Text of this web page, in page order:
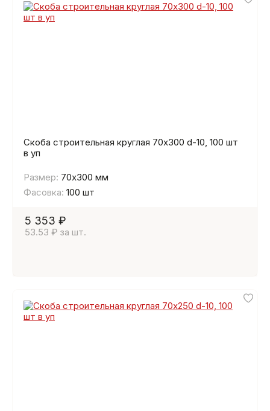
Скоба строительная круглая 70х300 d-10, 100 шт
в уп
Размер: 70х300 мм
Фасовка: 100 шт
5 353 ₽
53.53 ₽ за шт.